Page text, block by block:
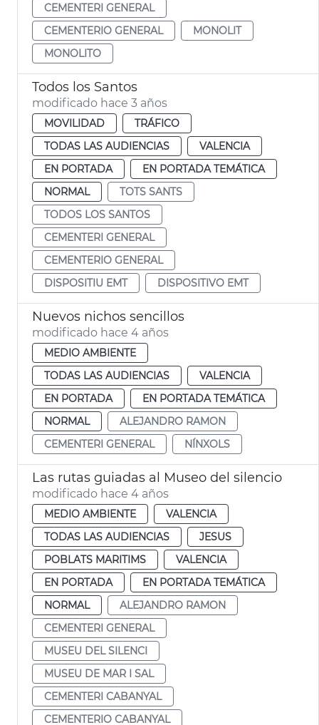
CEMENTERI GENERAL
CEMENTERIO GENERAL
MONOLIT
MONOLITO
Todos los Santos
modificado hace 3 años
MOVILIDAD
TRÁFICO
TODAS LAS AUDIENCIAS
VALENCIA
EN PORTADA
EN PORTADA TEMÁTICA
NORMAL
TOTS SANTS
TODOS LOS SANTOS
CEMENTERI GENERAL
CEMENTERIO GENERAL
DISPOSITIU EMT
DISPOSITIVO EMT
Nuevos nichos sencillos
modificado hace 4 años
MEDIO AMBIENTE
TODAS LAS AUDIENCIAS
VALENCIA
EN PORTADA
EN PORTADA TEMÁTICA
NORMAL
ALEJANDRO RAMON
CEMENTERI GENERAL
NÍNXOLS
Las rutas guiadas al Museo del silencio
modificado hace 4 años
MEDIO AMBIENTE
VALENCIA
TODAS LAS AUDIENCIAS
JESUS
POBLATS MARITIMS
VALENCIA
EN PORTADA
EN PORTADA TEMÁTICA
NORMAL
ALEJANDRO RAMON
CEMENTERI GENERAL
MUSEU DEL SILENCI
MUSEU DE MAR I SAL
CEMENTERI CABANYAL
CEMENTERIO CABANYAL